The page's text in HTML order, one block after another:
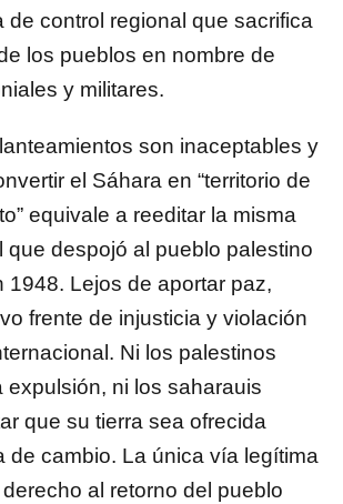
de control regional que sacrifica
los pueblos en nombre de
y militares.
son inaceptables y
el Sáhara en “territorio de
equivale a reeditar la misma
que despojó al pueblo palestino
1948. Lejos de aportar paz,
frente de injusticia y violación
Ni los palestinos
expulsión, ni los saharauis
que su tierra sea ofrecida
de cambio. La única vía legítima
al retorno del pueblo